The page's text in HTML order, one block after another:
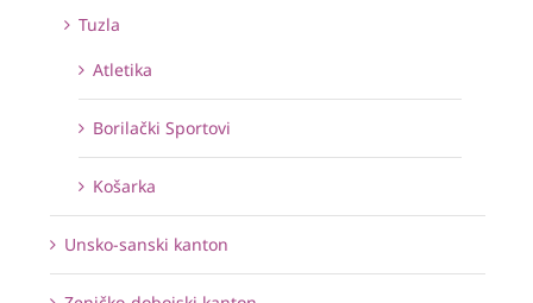
Tuzla
Atletika
Borilački Sportovi
Košarka
Unsko-sanski kanton